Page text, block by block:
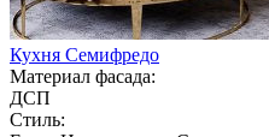
Кухня Семифредо
Материал фасада:
ДСП
Стиль: